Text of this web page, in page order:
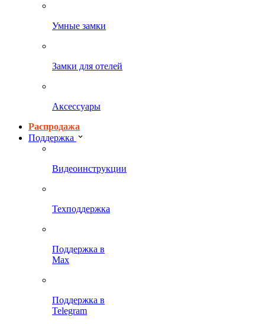
Умные замки
Замки для отелей
Аксессуары
Распродажа
Поддержка
Видеоинструкции
Техподдержка
Поддержка в
Max
Поддержка в
Telegram